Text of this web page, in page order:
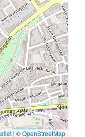
| ©OpenStreetMap